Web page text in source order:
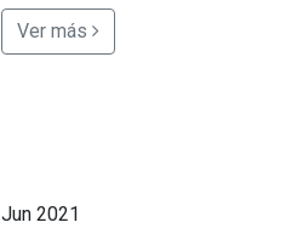
Ver más
Jun 2021